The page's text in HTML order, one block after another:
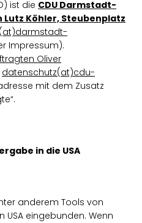
ist die CDU Darmstadt-
Köhler, Steubenplatz
Impressum).
Oliver
datenschutz(at)cdu-
mit dem Zusatz
in die USA
anderem Tools von
USA eingebunden. Wenn